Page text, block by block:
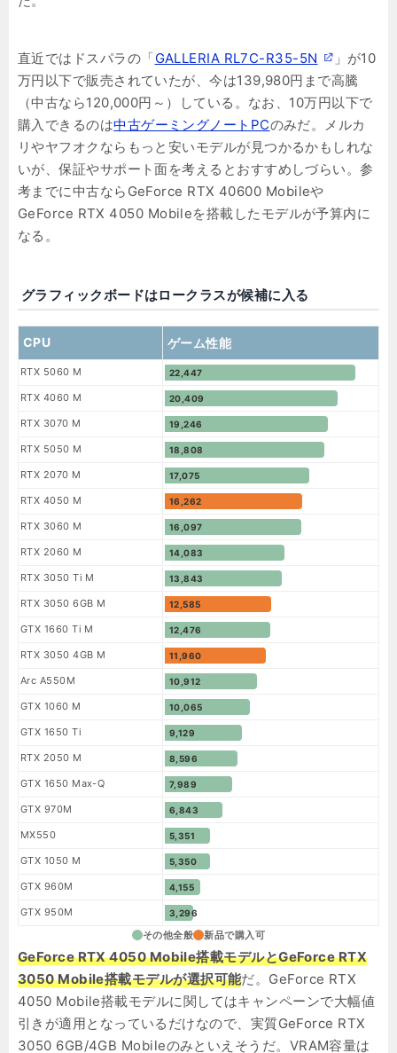
直近ではドスパラの「GALLERIA RL7C-R35-5N
」が10
万円以下で販売されていたが、今は139,980円まで高騰
（中古なら120,000円～）している。なお、10万円以下で
購入できるのは中古ゲーミングノートPCのみだ。メルカ
リやヤフオクならもっと安いモデルが見つかるかもしれな
いが、保証やサポート面を考えるとおすすめしづらい。参
考までに中古ならGeForce RTX 40600 Mobileや
GeForce RTX 4050 Mobileを搭載したモデルが予算内に
なる。
グラフィックボードはロークラスが候補に入る
CPU ゲーム性能
RTX 5060 M 22,447
RTX 4060 M 20,409
RTX 3070 M 19,246
RTX 5050 M 18,808
RTX 2070 M 17,075
RTX 4050 M 16,262
RTX 3060 M 16,097
RTX 2060 M 14,083
RTX 3050 Ti M 13,843
RTX 3050 6GB M 12,585
GTX 1660 Ti M 12,476
RTX 3050 4GB M 11,960
Arc A550M 10,912
GTX 1060 M 10,065
GTX 1650 Ti 9,129
RTX 2050 M 8,596
GTX 1650 Max-Q 7,989
GTX 970M 6,843
MX550 5,351
GTX 1050 M 5,350
GTX 960M 4,155
GTX 950M 3,296
その他全般 新品で購入可
GeForce RTX 4050 Mobile搭載モデルとGeForce RTX
3050 Mobile搭載モデルが選択可能だ。GeForce RTX
4050 Mobile搭載モデルに関してはキャンペーンで大幅値
引きが適用となっているだけなので、実質GeForce RTX
3050 6GB/4GB Mobileのみといえそうだ。VRAM容量は